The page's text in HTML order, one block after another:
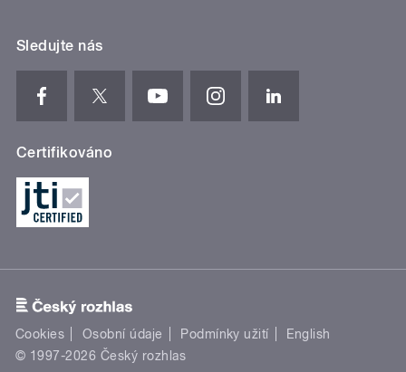
Sledujte nás
Certifikováno
Cookies Osobní údaje Podmínky užití
English
© 1997-2026 Český rozhlas